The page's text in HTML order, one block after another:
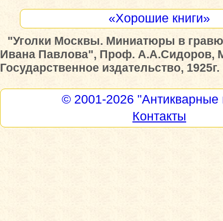
«Хорошие книги»
"Уголки Москвы. Миниатюры в
Ивана Павлова", Проф. А.А.Сидоров,
Государственное издательство, 1925г.
© 2001-2026 "Антикварные
Контакты